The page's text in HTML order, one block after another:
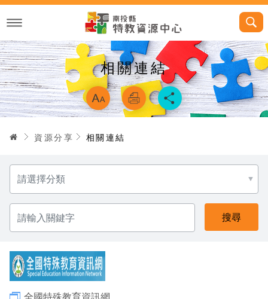
跳
主
內
容
相關連結 略過字型切換
首頁資源分享 相關連結
選
擇
分
類
請
輸
入
關
字